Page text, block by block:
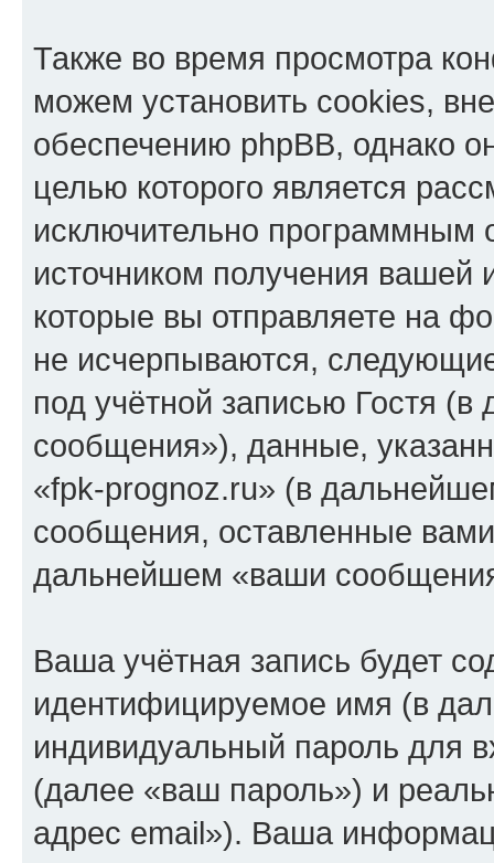
Также во время просмотра
можем установить cookies,
обеспечению phpBB, однако
целью которого является
исключительно программным
источником получения
которые вы отправляете на
не исчерпываются,
под учётной записью Гостя
сообщения»), данные,
«fpk-prognoz.ru» (в
сообщения, оставленные
дальнейшем «ваши
Ваша учётная запись будет
идентифицируемое имя (в
индивидуальный пароль для
(далее «ваш пароль») и
адрес email»). Ваша